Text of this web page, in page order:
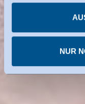
Organisationen in
Privacy
einzelnen Diensten.
Sie können erteilte
widerrufen.
NUR